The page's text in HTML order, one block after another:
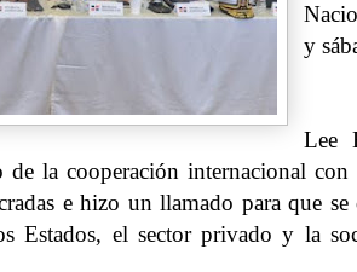
y
Lee
la cooperación internacional con
e hizo un llamado para que
Estados, el sector privado y la